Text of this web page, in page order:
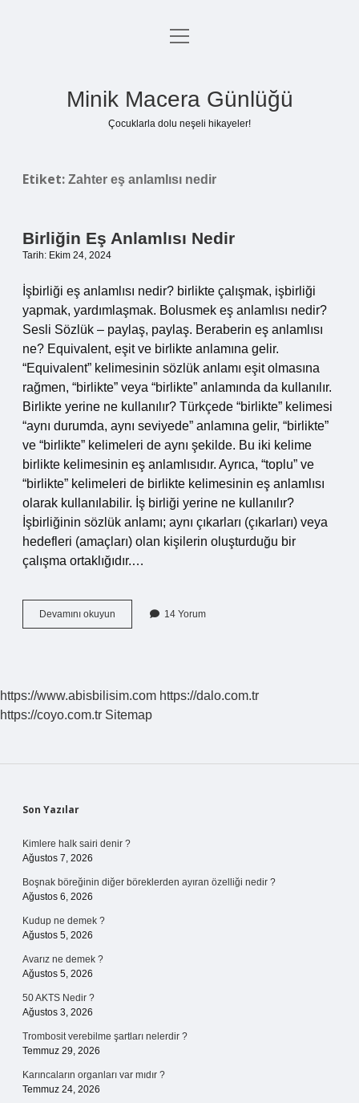
Anasayfa
menüyü
Minik Macera Günlüğü
Çocuklarla dolu neşeli hikayeler!
Etiket: Zahter eş anlamlısı nedir
Birliğin Eş Anlamlısı Nedir
Tarih: Ekim 24, 2024
İşbirliği eş anlamlısı nedir? birlikte çalışmak, işbirliği
yapmak, yardımlaşmak. Bolusmek eş anlamlısı nedir?
Sesli Sözlük – paylaş, paylaş. Beraberin eş anlamlısı
ne? Equivalent, eşit ve birlikte anlamına gelir.
“Equivalent” kelimesinin sözlük anlamı eşit olmasına
rağmen, “birlikte” veya “birlikte” anlamında da kullanılır.
Birlikte yerine ne kullanılır? Türkçede “birlikte” kelimesi
“aynı durumda, aynı seviyede” anlamına gelir, “birlikte”
ve “birlikte” kelimeleri de aynı şekilde. Bu iki kelime
birlikte kelimesinin eş anlamlısıdır. Ayrıca, “toplu” ve
“birlikte” kelimeleri de birlikte kelimesinin eş anlamlısı
olarak kullanılabilir. İş birliği yerine ne kullanılır?
İşbirliğinin sözlük anlamı; aynı çıkarları (çıkarları) veya
hedefleri (amaçları) olan kişilerin oluşturduğu bir
çalışma ortaklığıdır.…
Devamını okuyun
Eş
14 Yorum
https://www.abisbilisim.com https://dalo.com.tr
https://coyo.com.tr Sitemap
Sidebar
Son Yazılar
Kimlere halk sairi denir ?
Ağustos 7, 2026
Boşnak böreğinin diğer böreklerden ayıran özelliği nedir ?
Ağustos 6, 2026
Kudup ne demek ?
Ağustos 5, 2026
Avarız ne demek ?
Ağustos 5, 2026
50 AKTS Nedir ?
Ağustos 3, 2026
Trombosit verebilme şartları nelerdir ?
Temmuz 29, 2026
Karıncaların organları var mıdır ?
Temmuz 24, 2026